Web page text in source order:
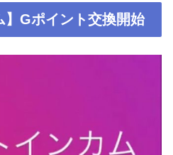
】Gポイント交換開始